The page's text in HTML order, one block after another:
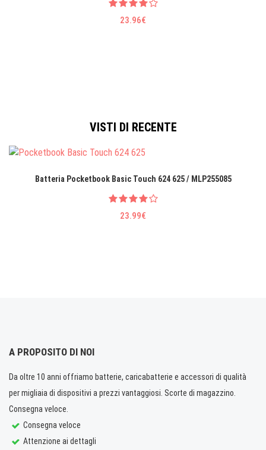
23.96€
VISTI DI RECENTE
Batteria Pocketbook Basic Touch 624 625 / MLP255085
23.99€
A PROPOSITO DI NOI
Da oltre 10 anni offriamo batterie, caricabatterie e accessori di qualità
per migliaia di dispositivi a prezzi vantaggiosi. Scorte di magazzino.
Consegna veloce.
Consegna veloce
Attenzione ai dettagli